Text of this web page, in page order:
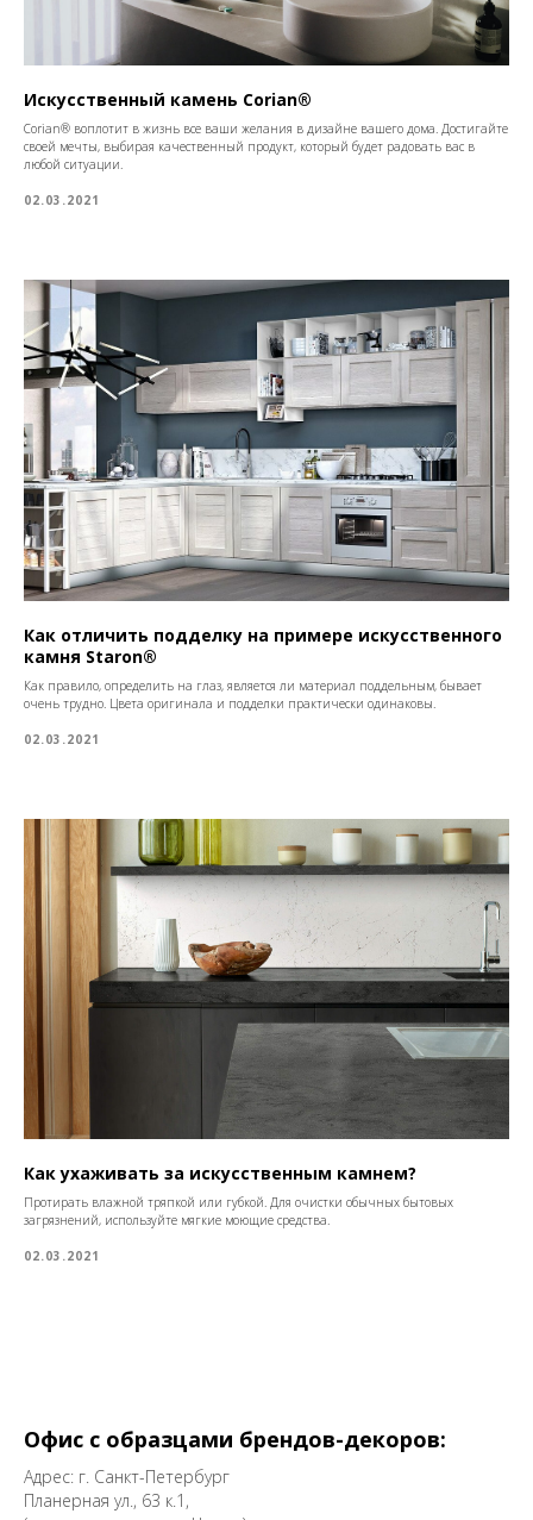
Искусственный камень Corian®
Corian® воплотит в жизнь все ваши желания в дизайне вашего дома. Достигайте
своей мечты, выбирая качественный продукт, который будет радовать вас в
любой ситуации.
02.03.2021
Как отличить подделку на примере искусственного
камня Staron®
Как правило, определить на глаз, является ли материал поддельным, бывает
очень трудно. Цвета оригинала и подделки практически одинаковы.
02.03.2021
Как ухаживать за искусственным камнем?
Протирать влажной тряпкой или губкой. Для очистки обычных бытовых
загрязнений, используйте мягкие моющие средства.
02.03.2021
Офис с образцами брендов-декоров:
Адрес: г. Санкт-Петербург
Планерная ул., 63 к.1,